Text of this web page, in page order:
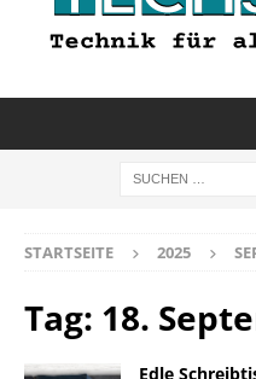
STARTSEITE 2025
Tag: 18.
Edle